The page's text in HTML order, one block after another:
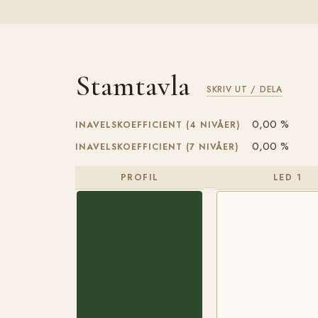
Stamtavla SKRIV UT / DELA
INAVELSKOEFFICIENT (4 NIVÅER) 0,00 %
INAVELSKOEFFICIENT (7 NIVÅER) 0,00 %
PROFIL LED 1